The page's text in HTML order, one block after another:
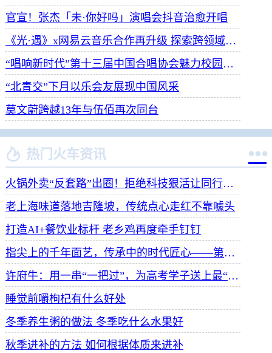
官宣！张杰「未·你好吗」演唱会抖音治愈开唱
《光·遇》x网易云音乐合作再升级 探索跨领域社交新体验
“唱响新时代”第十三届中国合唱协会魅力校园合唱展演开幕
“北青交”下月以乐会友展现中国风采
莫文蔚跨越13年与伍佰再次同台
 热门火车资讯 
火锅外卖“反套路”出圈！拒绝科技狠活让同行颤抖
老上海味道落地吉隆坡，传统点心走红不靠噱头
打造AI+餐饮业标杆 老乡鸡再度牵手钉钉
指尖上的千年面艺，传承中的时代匠心——第八届“安琪酵母杯”中华发酵面食大赛武汉赛区开赛
许府牛：用一串“一把过”，为高考学子送上最“牛”祝福
睡觉前嚼枸杞有什么好处
冬季养生粥的做法 冬季吃什么水果好
秋季进补的方法 如何根据体质来进补